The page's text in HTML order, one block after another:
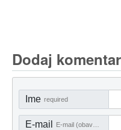
Dodaj komentar
Ime required
E-mail